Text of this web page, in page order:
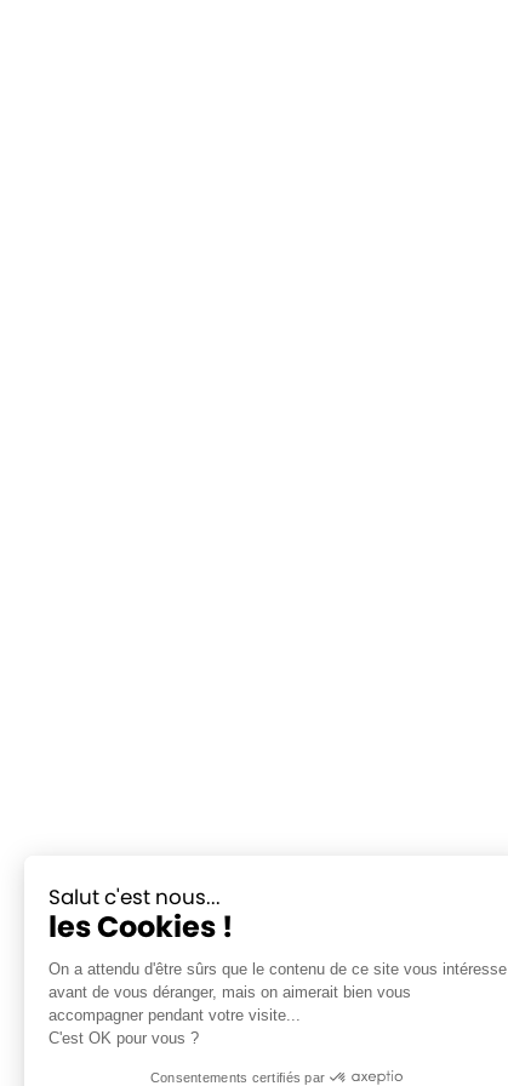
Salut c'est nous...
les Cookies !
On a attendu d'être sûrs que le contenu de ce site vous intéresse
avant de vous déranger, mais on aimerait bien vous
accompagner pendant votre visite...
C'est OK pour vous ?
Consentements certifiés par